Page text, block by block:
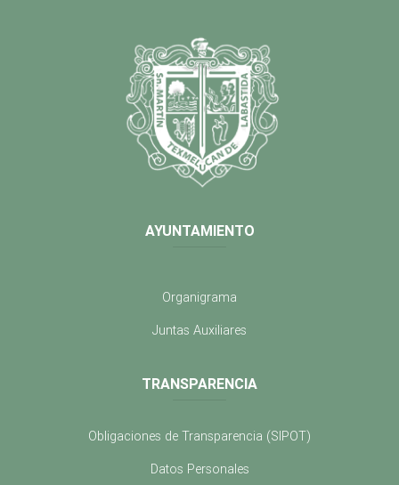
AYUNTAMIENTO
Organigrama
Juntas Auxiliares
TRANSPARENCIA
Obligaciones de Transparencia (SIPOT)
Datos Personales